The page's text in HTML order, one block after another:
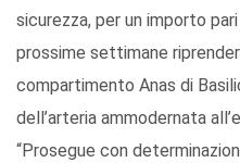
sicurezza, per un importo
prossime settimane
compartimento Anas di
dell’arteria ammodernata
“Prosegue con